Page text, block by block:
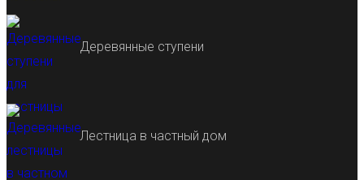
Деревянные ступени
Лестница в частный дом